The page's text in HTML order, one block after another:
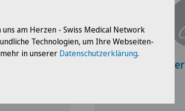
Spital Zofingen
Daniela Widmer
am Herzen - Swiss Medical Network
Technologien, um Ihre Webseiten-
in unserer Datenschutzerklärung.